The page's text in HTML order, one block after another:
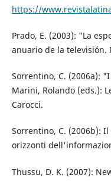
https://
Prado, E. (2003): "La
anuario de la televisión.
Sorrentino, C. (2006a):
Marini, Rolando (eds.):
Carocci.
Sorrentino, C. (2006b):
orizzonti
Thussu, D. K. (2007):